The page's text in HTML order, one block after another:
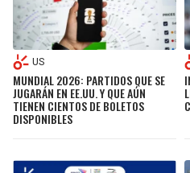
US
MUNDIAL 2026: PARTIDOS QUE SE
JUGARÁN EN EE.UU. Y QUE AÚN
TIENEN CIENTOS DE BOLETOS
DISPONIBLES